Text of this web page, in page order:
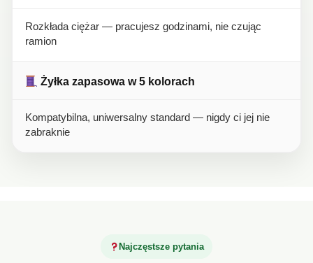
Rozkłada ciężar — pracujesz godzinami, nie czując
ramion
Żyłka zapasowa w 5 kolorach
Kompatybilna, uniwersalny standard — nigdy ci jej nie
zabraknie
Najczęstsze pytania